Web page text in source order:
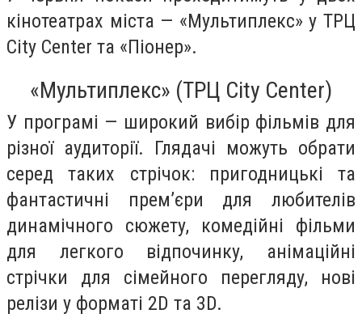
кінотеатрах міста — «Мультиплекс» у ТРЦ
City Center та «Піонер».
«Мультиплекс» (ТРЦ City Center)
У програмі — широкий вибір фільмів для
різної аудиторії. Глядачі можуть обрати
серед таких стрічок: пригодницькі та
фантастичні прем’єри для любителів
динамічного сюжету, комедійні фільми
для легкого відпочинку, анімаційні
стрічки для сімейного перегляду, нові
релізи у форматі 2D та 3D.